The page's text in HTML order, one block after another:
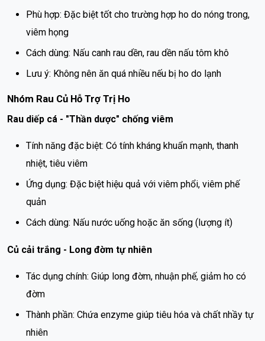
Phù hợp: Đặc biệt tốt cho trường hợp ho do nóng trong,
viêm họng
Cách dùng: Nấu canh rau dền, rau dền nấu tôm khô
Lưu ý: Không nên ăn quá nhiều nếu bị ho do lạnh
Nhóm Rau Củ Hỗ Trợ Trị Ho
Rau diếp cá - "Thần dược" chống viêm
Tính năng đặc biệt: Có tính kháng khuẩn mạnh, thanh
nhiệt, tiêu viêm
Ứng dụng: Đặc biệt hiệu quả với viêm phổi, viêm phế
quản
Cách dùng: Nấu nước uống hoặc ăn sống (lượng ít)
Củ cải trắng - Long đờm tự nhiên
Tác dụng chính: Giúp long đờm, nhuận phế, giảm ho có
đờm
Thành phần: Chứa enzyme giúp tiêu hóa và chất nhầy tự
nhiên